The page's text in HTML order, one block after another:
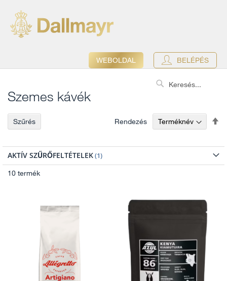
BELÉPÉS
WEBOLDAL
Search
Szemes kávék
Szűrés
AKTÍV SZŰRŐFELTÉTELEK
10 termék
Rendezés